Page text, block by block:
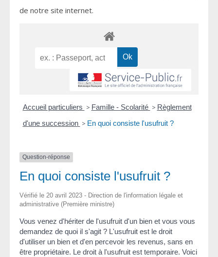
de notre site internet.
Accueil particuliers > Famille - Scolarité > Règlement
d'une succession > En quoi consiste l'usufruit ?
Question-réponse
En quoi consiste l'usufruit ?
Vérifié le 20 avril 2023 - Direction de l'information légale et
administrative (Première ministre)
Vous venez d'hériter de l'usufruit d'un bien et vous vous
demandez de quoi il s'agit ? L'usufruit est le droit
d'utiliser un bien et d'en percevoir les revenus, sans en
être propriétaire. Le droit à l'usufruit est temporaire. Voici